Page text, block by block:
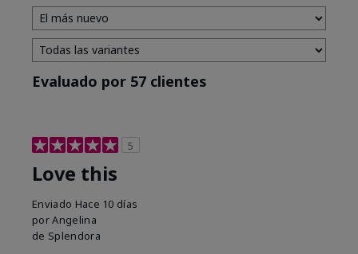
Evaluado por 57 clientes
5
Love this
Enviado Hace 10 días
porAngelina
de Splendora